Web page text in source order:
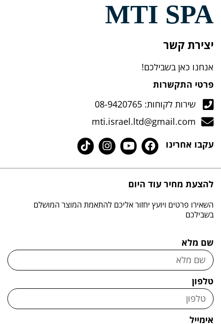
MTI
08-9420765
עוד היום
ויועץ יחזור אליכם להתאמת המוצר המושלם